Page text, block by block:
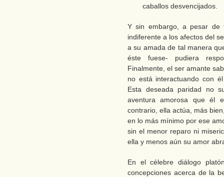
caballos desvencijados.
Y sin embargo, a pesar de
indiferente a los afectos del
a su amada de tal manera
éste fuese- pudiera
Finalmente, el ser amante
no está interactuando con
Esta deseada paridad no
aventura amorosa que él
contrario, ella actúa, más
en lo más mínimo por ese
sin el menor reparo ni
ella y menos aún su amor
En el célebre diálogo
concepciones acerca de la